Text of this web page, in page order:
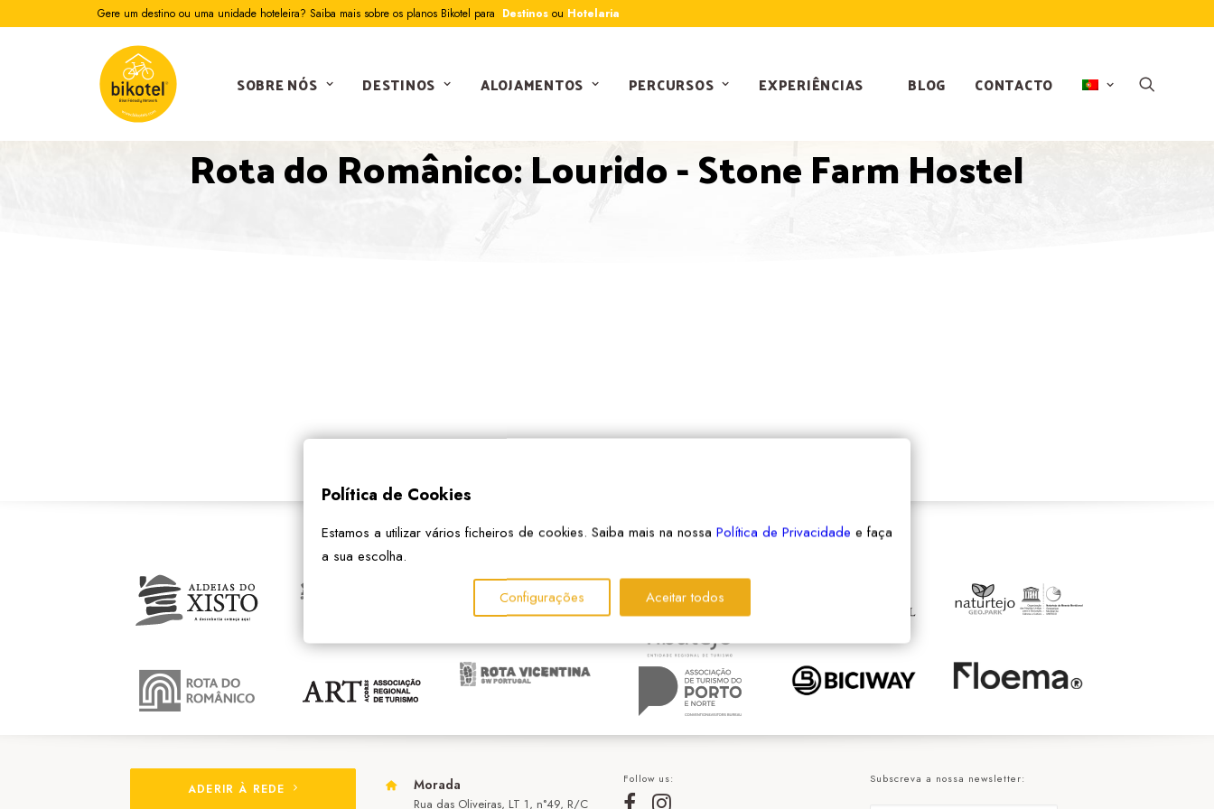
Gere um destino ou uma unidade hoteleira? Saiba mais sobre os planos Bikotel para Destinos ou Hotelaria
SOBRE NÓS DESTINOS ALOJAMENTOS PERCURSOS EXPERIÊNCIAS BLOG CONTACTO
Rota do Românico: Lourido - Stone Farm Hostel
ADERIR À REDE Morada
Rua das Oliveiras, LT 1, n°49, R/C
Follow us: Subscreva a nossa newsletter:
Política de Cookies
Estamos a utilizar vários ficheiros de cookies. Saiba mais na nossa Política de Privacidade e faça
a sua escolha.
Configurações Aceitar todos